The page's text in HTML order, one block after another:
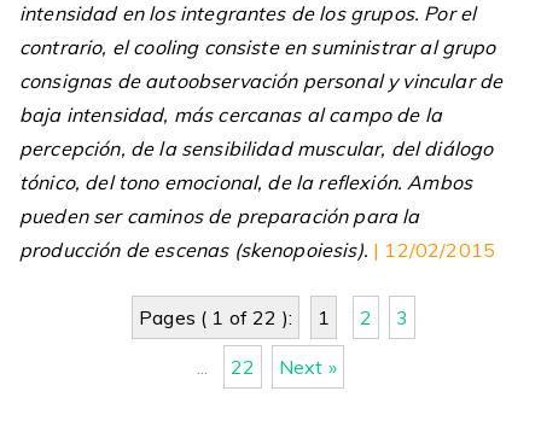
intensidad en los integrantes de los grupos. Por el
contrario, el cooling consiste en suministrar al grupo
consignas de autoobservación personal y vincular de
baja intensidad, más cercanas al campo de la
percepción, de la sensibilidad muscular, del diálogo
tónico, del tono emocional, de la reflexión. Ambos
pueden ser caminos de preparación para la
producción de escenas (skenopoiesis). | 12/02/2015
Pages ( 1 of 22 ): 1 2 3
... 22 Next »